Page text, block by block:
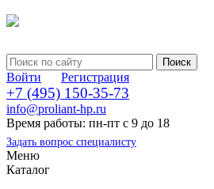
Войти Регистрация
+7 (495) 150-35-73
info@proliant-hp.ru
Время работы: пн-пт с 9 до 18
Задать вопрос специалисту
Меню
Каталог